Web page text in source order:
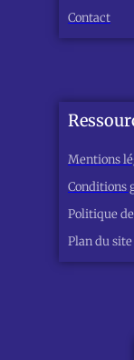
Contact
Mentions
Conditions
Politique
Plan du site